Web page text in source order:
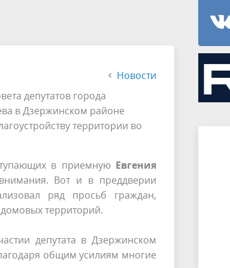
Объявления
Новости
депутатов города
в Дзержинском районе
территории во
в приемную Евгения
Вот и в преддверии
ряд просьб граждан,
территорий.
депутата в Дзержинском
общим усилиям многие